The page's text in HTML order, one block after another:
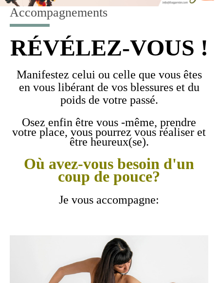
Accompagnements
RÉVÉLEZ-VOUS !
Manifestez celui ou celle que vous êtes
en vous libérant de vos blessures et du
poids de votre passé.
Osez enfin être vous -même, prendre
votre place, vous pourrez vous réaliser et
être heureux(se).
Où avez-vous besoin d'un
coup de pouce?
Je vous accompagne: